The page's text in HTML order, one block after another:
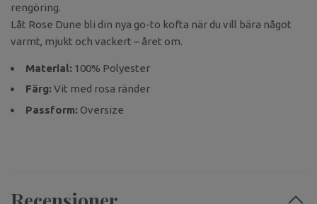
rengöring.
Låt Rose Dune bli din nya go-to kofta när du vill bära något
varmt, mjukt och vackert – året om.
Material: 100% Polyester
Färg: Vit med rosa ränder
Passform: Oversize